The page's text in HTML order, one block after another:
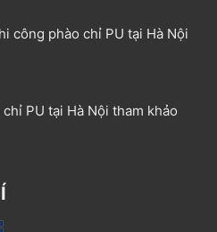
công phào chỉ PU tại Hà Nội
chỉ PU tại Hà Nội tham khảo